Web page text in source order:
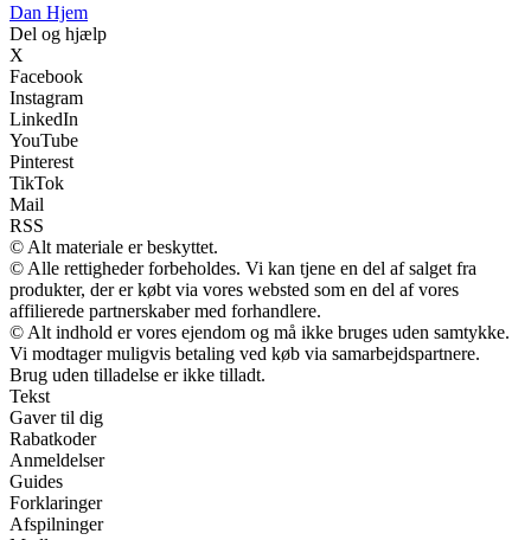
Dan Hjem
Del og hjælp
X
Facebook
Instagram
LinkedIn
YouTube
Pinterest
TikTok
Mail
RSS
© Alt materiale er beskyttet.
© Alle rettigheder forbeholdes. Vi kan tjene en del af salget fra
produkter, der er købt via vores websted som en del af vores
affilierede partnerskaber med forhandlere.
© Alt indhold er vores ejendom og må ikke bruges uden samtykke.
Vi modtager muligvis betaling ved køb via samarbejdspartnere.
Brug uden tilladelse er ikke tilladt.
Tekst
Gaver til dig
Rabatkoder
Anmeldelser
Guides
Forklaringer
Afspilninger